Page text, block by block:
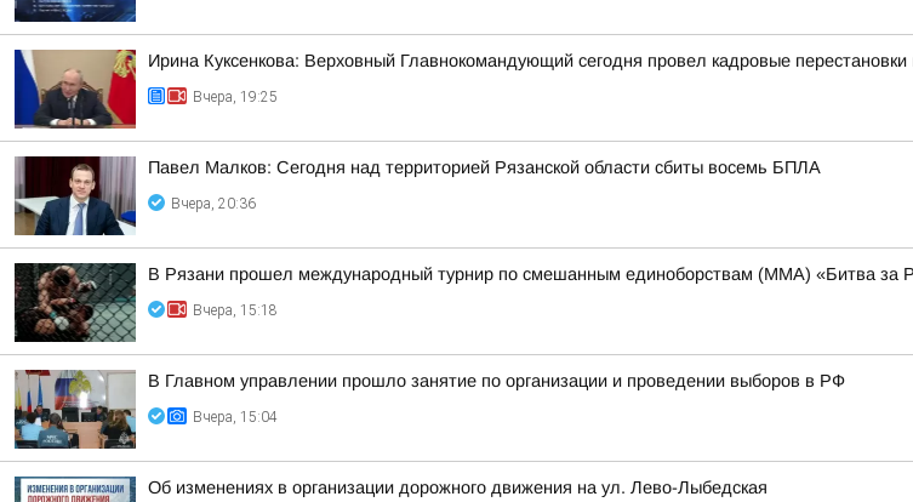
Ирина Куксенкова: Верховный Главнокомандующий сегодня провел кадровые
Вчера, 19:25
Павел Малков: Сегодня над территорией Рязанской области сбиты восемь БПЛА
Вчера, 20:36
В Рязани прошел международный турнир по смешанным единоборствам (ММА) «Битва за
Вчера, 15:18
В Главном управлении прошло занятие по организации и проведении выборов в РФ
Вчера, 15:04
Об изменениях в организации дорожного движения на ул. Лево-Лыбедская